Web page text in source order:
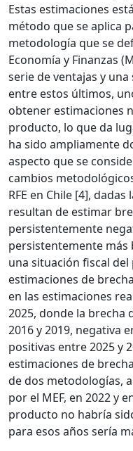
Estas estimaciones
método que se aplica
metodología que se
Economía y Finanzas
serie de ventajas y
entre estos últimos,
obtener estimaciones
producto, lo que da
ha sido ampliamente
aspecto que se
cambios
RFE en Chile [4],
resultan de estimar
persistentemente
persistentemente más
una situación fiscal del
estimaciones de
en las estimaciones
2025, donde la
2016 y 2019, negativa
positivas entre 2025 y
estimaciones de
de dos metodologías,
por el MEF, en 2022 y
producto no habría
para esos años sería